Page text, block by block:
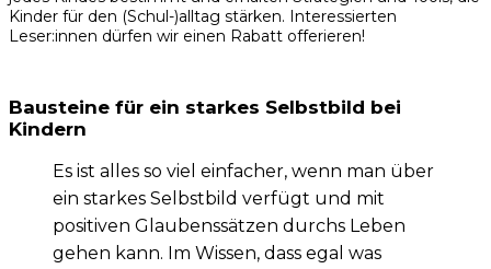
Kinder für den (Schul-)alltag stärken. Interessierten
Leser:innen dürfen wir einen Rabatt offerieren!
Bausteine für ein starkes Selbstbild bei
Kindern
Es ist alles so viel einfacher, wenn man über
ein starkes Selbstbild verfügt und mit
positiven Glaubenssätzen durchs Leben
gehen kann. Im Wissen, dass egal was